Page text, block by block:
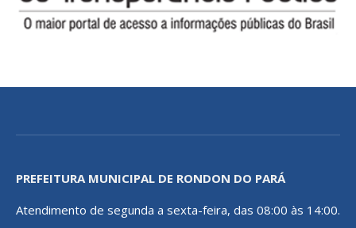
PREFEITURA MUNICIPAL DE RONDON DO PARÁ
Atendimento de segunda a sexta-feira, das 08:00 às 14:00.